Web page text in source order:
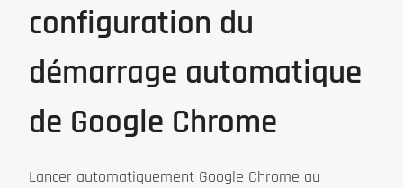
configuration du
démarrage automatique
de Google Chrome
Lancer automatiquement Google Chrome au